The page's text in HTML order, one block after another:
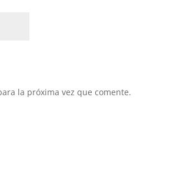
la próxima vez que comente.